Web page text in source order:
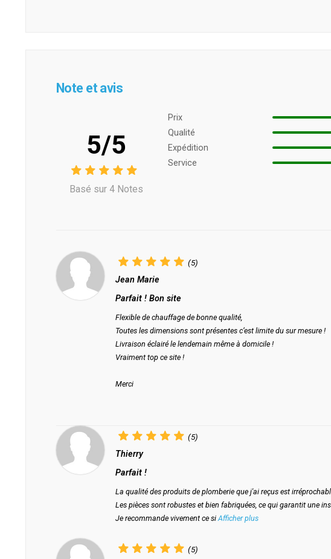
Note et avis
5/5
Basé sur 4 Notes
Prix ​​
Qualité
Expédition
Service
(5)
Jean Marie
Parfait ! Bon site
Flexible de chauffage de bonne qualité,
Toutes les dimensions sont présentes c’est limite du sur mesure !
Livraison éclairé le lendemain même à domicile !
Vraiment top ce site !
Merci
(5)
Thierry
Parfait !
La qualité des produits de plomberie que j'ai reçus est
Les pièces sont robustes et bien fabriquées, ce qui garantit une
Je recommande vivement ce si Afficher plus
(5)